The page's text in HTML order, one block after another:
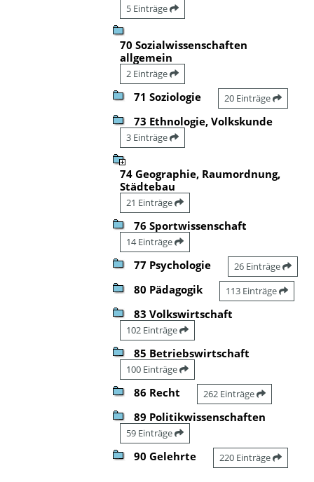
5 Einträge
70 Sozialwissenschaften
allgemein
2 Einträge
71 Soziologie 20 Einträge
73 Ethnologie, Volkskunde
3 Einträge
74 Geographie, Raumordnung,
Städtebau
21 Einträge
76 Sportwissenschaft
14 Einträge
77 Psychologie 26 Einträge
80 Pädagogik 113 Einträge
83 Volkswirtschaft
102 Einträge
85 Betriebswirtschaft
100 Einträge
86 Recht 262 Einträge
89 Politikwissenschaften
59 Einträge
90 Gelehrte 220 Einträge